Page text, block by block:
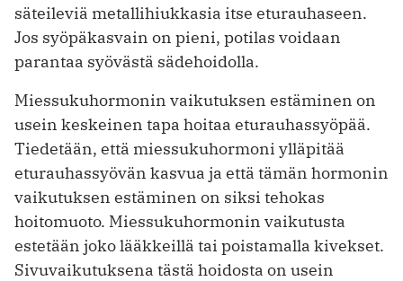
säteileviä metallihiukkasia itse eturauhaseen.
Jos syöpäkasvain on pieni, potilas voidaan
parantaa syövästä sädehoidolla.
Miessukuhormonin vaikutuksen estäminen on
usein keskeinen tapa hoitaa eturauhassyöpää.
Tiedetään, että miessukuhormoni ylläpitää
eturauhassyövän kasvua ja että tämän hormonin
vaikutuksen estäminen on siksi tehokas
hoitomuoto. Miessukuhormonin vaikutusta
estetään joko lääkkeillä tai poistamalla kivekset.
Sivuvaikutuksena tästä hoidosta on usein